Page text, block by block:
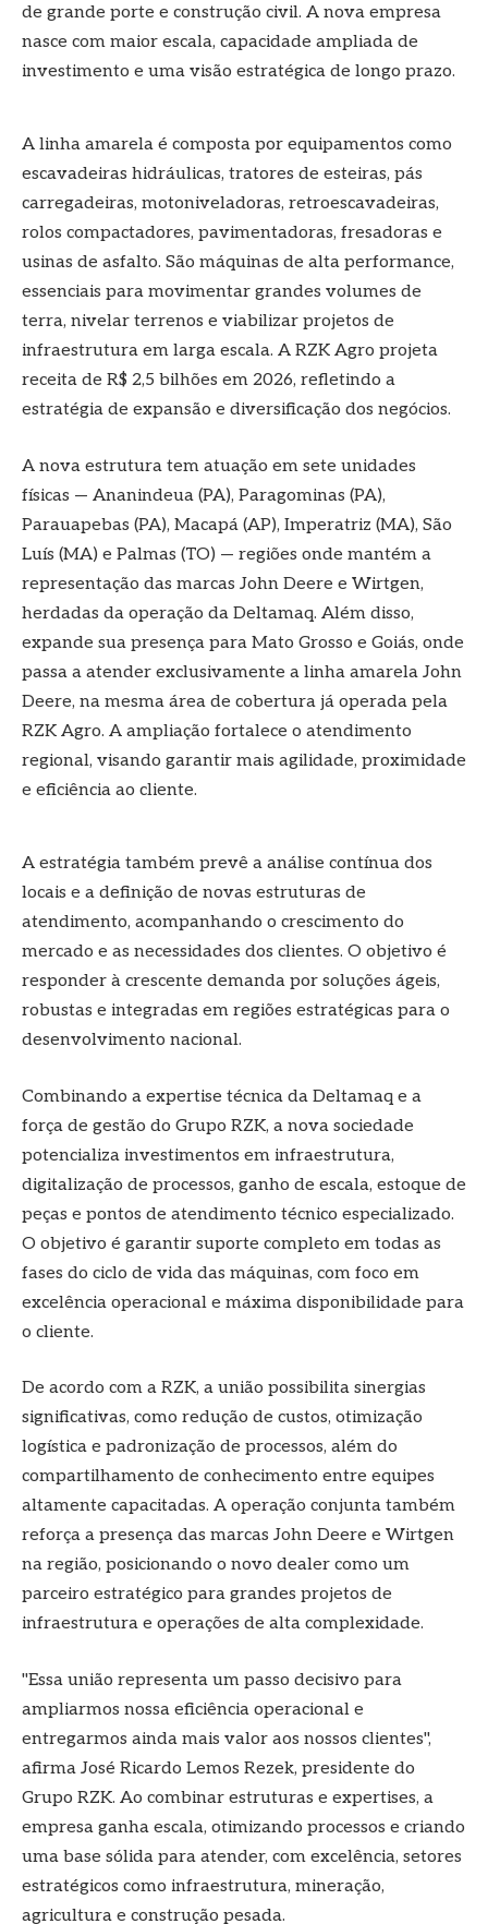
de grande porte e construção civil. A nova empresa
nasce com maior escala, capacidade ampliada de
investimento e uma visão estratégica de longo prazo.
A linha amarela é composta por equipamentos como
escavadeiras hidráulicas, tratores de esteiras, pás
carregadeiras, motoniveladoras, retroescavadeiras,
rolos compactadores, pavimentadoras, fresadoras e
usinas de asfalto. São máquinas de alta performance,
essenciais para movimentar grandes volumes de
terra, nivelar terrenos e viabilizar projetos de
infraestrutura em larga escala. A RZK Agro projeta
receita de R$ 2,5 bilhões em 2026, refletindo a
estratégia de expansão e diversificação dos negócios.
A nova estrutura tem atuação em sete unidades
físicas — Ananindeua (PA), Paragominas (PA),
Parauapebas (PA), Macapá (AP), Imperatriz (MA), São
Luís (MA) e Palmas (TO) — regiões onde mantém a
representação das marcas John Deere e Wirtgen,
herdadas da operação da Deltamaq. Além disso,
expande sua presença para Mato Grosso e Goiás, onde
passa a atender exclusivamente a linha amarela John
Deere, na mesma área de cobertura já operada pela
RZK Agro. A ampliação fortalece o atendimento
regional, visando garantir mais agilidade, proximidade
e eficiência ao cliente.
A estratégia também prevê a análise contínua dos
locais e a definição de novas estruturas de
atendimento, acompanhando o crescimento do
mercado e as necessidades dos clientes. O objetivo é
responder à crescente demanda por soluções ágeis,
robustas e integradas em regiões estratégicas para o
desenvolvimento nacional.
Combinando a expertise técnica da Deltamaq e a
força de gestão do Grupo RZK, a nova sociedade
potencializa investimentos em infraestrutura,
digitalização de processos, ganho de escala, estoque de
peças e pontos de atendimento técnico especializado.
O objetivo é garantir suporte completo em todas as
fases do ciclo de vida das máquinas, com foco em
excelência operacional e máxima disponibilidade para
o cliente.
De acordo com a RZK, a união possibilita sinergias
significativas, como redução de custos, otimização
logística e padronização de processos, além do
compartilhamento de conhecimento entre equipes
altamente capacitadas. A operação conjunta também
reforça a presença das marcas John Deere e Wirtgen
na região, posicionando o novo dealer como um
parceiro estratégico para grandes projetos de
infraestrutura e operações de alta complexidade.
"Essa união representa um passo decisivo para
ampliarmos nossa eficiência operacional e
entregarmos ainda mais valor aos nossos clientes",
afirma José Ricardo Lemos Rezek, presidente do
Grupo RZK. Ao combinar estruturas e expertises, a
empresa ganha escala, otimizando processos e criando
uma base sólida para atender, com excelência, setores
estratégicos como infraestrutura, mineração,
agricultura e construção pesada.